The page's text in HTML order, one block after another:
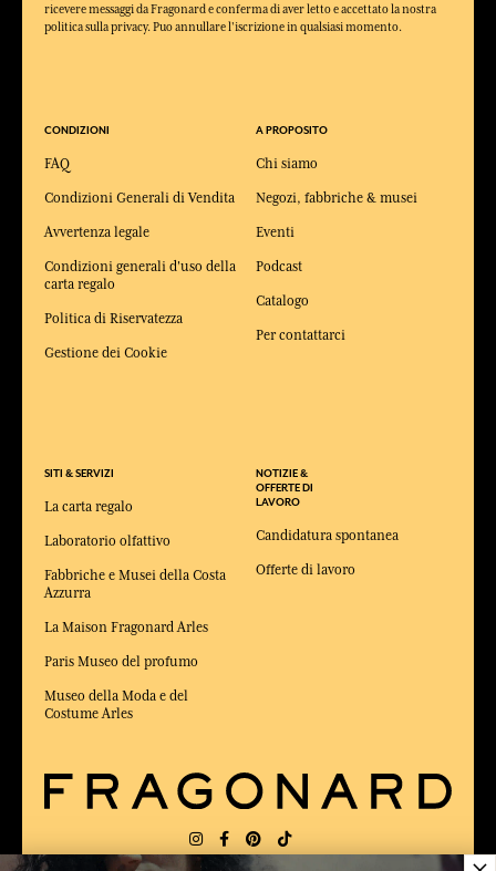
ricevere messaggi da Fragonard e conferma di aver letto e accettato la nostra
politica sulla privacy. Puo annullare l'iscrizione in qualsiasi momento.
CONDIZIONI
FAQ
Condizioni Generali di Vendita
Avvertenza legale
Condizioni generali d'uso della
carta regalo
Politica di Riservatezza
Gestione dei Cookie
SITI & SERVIZI
La carta regalo
Laboratorio olfattivo
Fabbriche e Musei della Costa
Azzurra
La Maison Fragonard Arles
Paris Museo del profumo
Museo della Moda e del
Costume Arles
A PROPOSITO
Chi siamo
Negozi, fabbriche & musei
Eventi
Podcast
Catalogo
Per contattarci
NOTIZIE &
OFFERTE DI
LAVORO
Candidatura spontanea
Offerte di lavoro